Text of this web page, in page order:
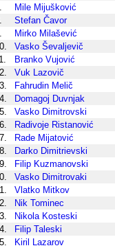
Mile Mijušković
Stefan Čavor
Mirko Milašević
Vasko Ševaljevič
Branko Vujović
Vuk Lazovič
Fahrudin Melič
Domagoj Duvnjak
Vasko Dimitrovski
Radivoje Ristanović
Rade Mijatović
Darko Dimitrievski
Filip Kuzmanovski
Vasko Dimitrovaki
Vlatko Mitkov
Nik Tominec
Nikola Kosteski
Filip Taleski
Kiril Lazarov